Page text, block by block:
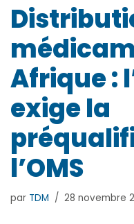
Afrique :
exige la
l’OMS
par TDM 28 novembre